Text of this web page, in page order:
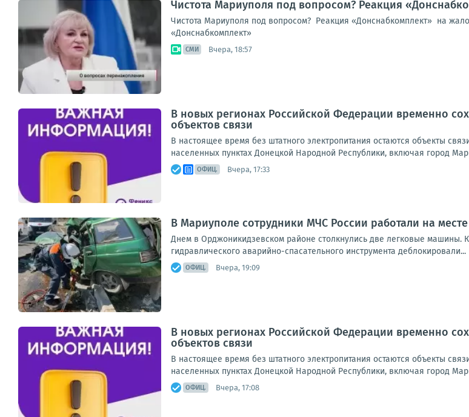
Чистота Мариуполя под вопросом? Реакция
Чистота Мариуполя под вопросом? Реакция «Донснабкомплект» на
«Донснабкомплект»
СМИ Вчера, 18:57
В новых регионах Российской Федерации временно
объектов связи
В настоящее время без штатного электропитания остаются объекты
населенных пунктах Донецкой Народной Республики, включая город
ОФИЦ. Вчера, 17:33
В Мариуполе сотрудники МЧС России работали на
Днем в Орджоникидзевском районе столкнулись две легковые
гидравлического аварийно-спасательного инструмента деблокировали...
ОФИЦ. Вчера, 19:09
В новых регионах Российской Федерации временно
объектов связи
В настоящее время без штатного электропитания остаются объекты
населенных пунктах Донецкой Народной Республики, включая город
ОФИЦ. Вчера, 17:08